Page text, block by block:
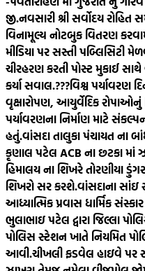
જી.નવસારી શ્રી સર્વોદય રોહિત
વિનામૂલ્ય નોટબુક વિતરણ
મીડિયા પર સસ્તી પબ્લિસિટી
ચીરહરણ કરતી પોસ્ટ મુકાઈ
કર્યા સવાલ.???વિશ્વ પર્યાવરણ
વૃક્ષારોપણ, આયુર્વેદિક
પર્યાવરણના નિર્માણ માટે
હતું.વાંસદા તાલુકા પંચાયત ના
કૃણાલ પટેલ ACB ના છટકા માં
હિમાલય ના શિખરે તોરણીયા
શિખરો સર કરશે.વાંસદાના સાંઇ
આધ્યાત્મિક પ્રવાસ ધાર્મિક
ભુલાભાઇ પટેલ દ્વારા જિલ્લા
પોલિસ સ્ટેશન ખાતે નિયમિત
આવી.ચીખલી ફડવેલ હાઇવે પર